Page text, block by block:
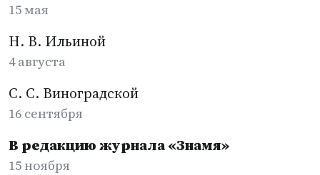
15 мая
Н. В. Ильиной
4 августа
С. С. Виноградской
16 сентября
В редакцию журнала «Знамя»
15 ноября